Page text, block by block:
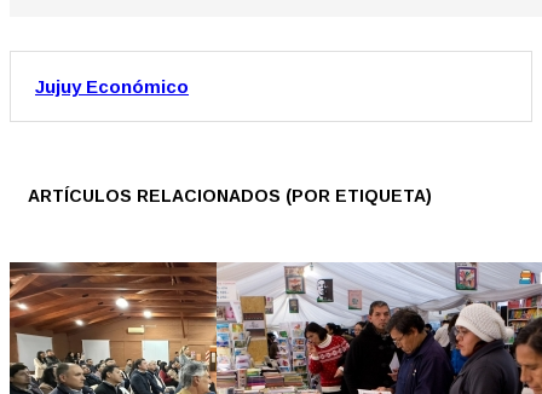
Jujuy Económico
ARTÍCULOS RELACIONADOS (POR ETIQUETA)